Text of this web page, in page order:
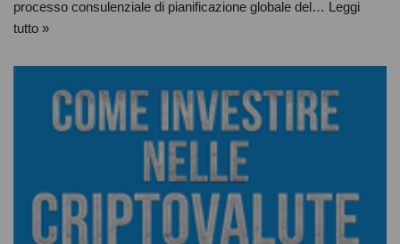
processo consulenziale di pianificazione globale del… Leggi
tutto »